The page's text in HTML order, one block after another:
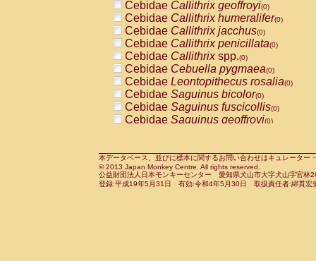
PitheciidaeCallicebusspp.(0)
PitheciidaeChiropotes satanas(0)
PitheciidaePithecia monachus
PitheciidaePithecia pithecia(0)
CercopithecidaeCercocebus agilis
CercopithecidaeCercocebus
CercopithecidaeCercocebus
CercopithecidaeCercocebus
CercopithecidaeCercocebus
CercopithecidaeCercocebushybrid
CercopithecidaePapio anubis(0)
CercopithecidaePapio cynocephalus
CercopithecidaePapio hamadryas(0)
Cebidae Callithrix geoffroyi(0)
Cebidae Callithrix humeralifer(0)
Cebidae Callithrix jacchus(0)
Cebidae Callithrix penicillata(0)
Cebidae Callithrixspp.(0)
Cebidae Cebuella pygmaea(0)
Cebidae Leontopithecus rosalia(0)
Cebidae Saguinus bicolor(0)
Cebidae Saguinus fuscicollis(0)
Cebidae Saguinus geoffroyi(0)
CebidaeSaguinus leucopus(0)
CebidaeSaguinus midas(0)
Cebidae Saguinus mystax(0)
本データベース、並びに標本に関するお問い合わせはキュレータ
© 2013 Japan Monkey Centre. All rights reserved.
公益財団法人日本モンキーセンター 愛知県犬山市大字犬山字官
登録:平成19年5月31日 有効:令和4年5月30日 取扱責任者:綿貫宏